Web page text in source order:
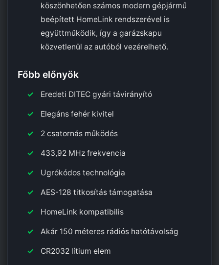
köszönhetően számos modern gépjármű
beépített HomeLink rendszerével is
együttműködik, így a garázskapu
közvetlenül az autóból vezérelhető.
Főbb előnyök
Eredeti DITEC gyári távirányító
Elegáns fehér kivitel
2 csatornás működés
433,92 MHz frekvencia
Ugrókódos technológia
AES-128 titkosítás támogatása
HomeLink kompatibilis
Akár 150 méteres rádiós hatótávolság
CR2032 lítium elem